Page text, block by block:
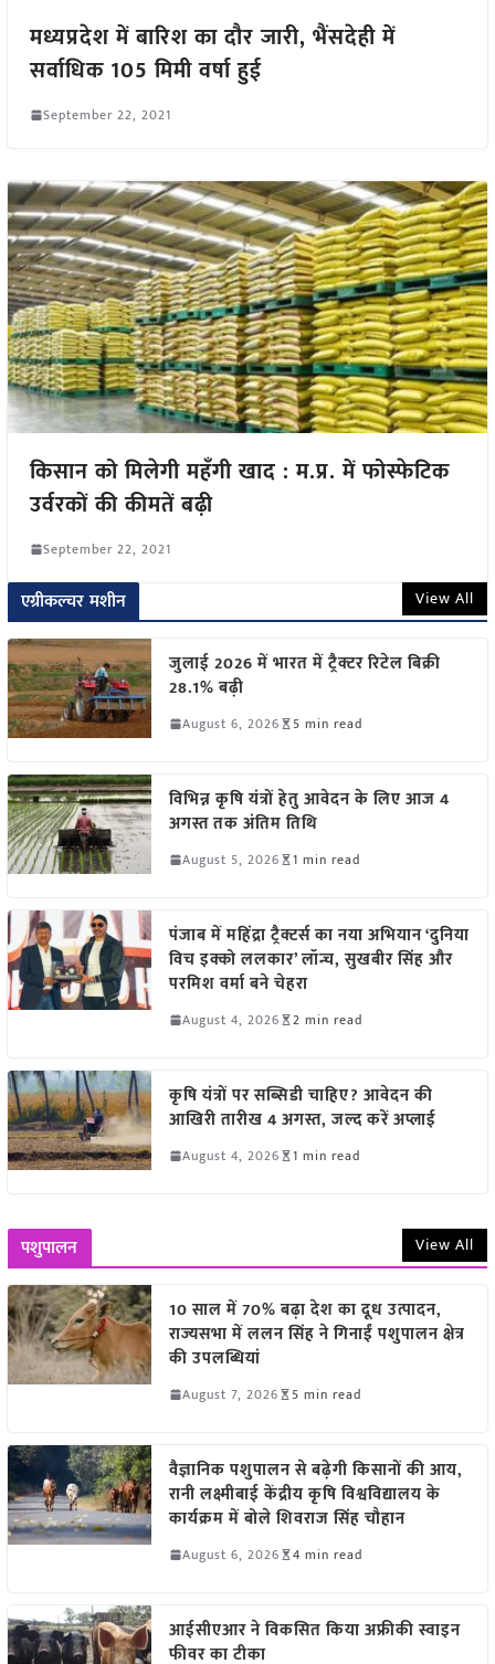
मध्यप्रदेश में बारिश का दौर जारी, भैंसदेही में
सर्वाधिक 105 मिमी वर्षा हुई
September 22, 2021
किसान को मिलेगी महँगी खाद : म.प्र. में फोस्फेटिक
उर्वरकों की कीमतें बढ़ी
September 22, 2021
एग्रीकल्चर मशीन View All
जुलाई 2026 में भारत में ट्रैक्टर रिटेल बिक्री
28.1% बढ़ी
August 6, 2026 5 min read
विभिन्न कृषि यंत्रों हेतु आवेदन के लिए आज 4
अगस्त तक अंतिम तिथि
August 5, 2026 1 min read
पंजाब में महिंद्रा ट्रैक्टर्स का नया अभियान ‘दुनिया
विच इक्को ललकार’ लॉन्च, सुखबीर सिंह और
परमिश वर्मा बने चेहरा
August 4, 2026 2 min read
कृषि यंत्रों पर सब्सिडी चाहिए? आवेदन की
आखिरी तारीख 4 अगस्त, जल्द करें अप्लाई
August 4, 2026 1 min read
पशुपालन View All
10 साल में 70% बढ़ा देश का दूध उत्पादन,
राज्यसभा में ललन सिंह ने गिनाईं पशुपालन क्षेत्र
की उपलब्धियां
August 7, 2026 5 min read
वैज्ञानिक पशुपालन से बढ़ेगी किसानों की आय,
रानी लक्ष्मीबाई केंद्रीय कृषि विश्वविद्यालय के
कार्यक्रम में बोले शिवराज सिंह चौहान
August 6, 2026 4 min read
आईसीएआर ने विकसित किया अफ्रीकी स्वाइन
फीवर का टीका